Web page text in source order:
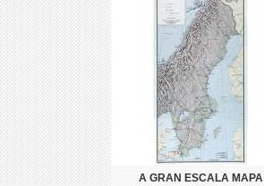
A GRAN ESCALA MAPA